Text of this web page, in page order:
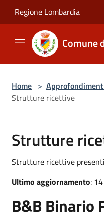
Regione Lombardia
Comune
Home > Approfondimenti
Strutture ricettive
Strutture
Strutture ricettive
Ultimo aggiornamento:
B&B Binario